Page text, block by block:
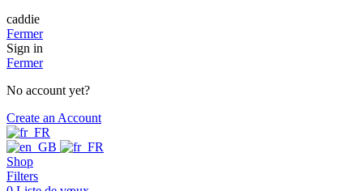
caddie
Fermer
Sign in
Fermer
No account yet?
Create an Account
Shop
Filters